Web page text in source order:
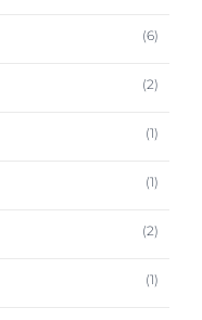
(6)
(2)
(1)
(1)
(2)
(1)